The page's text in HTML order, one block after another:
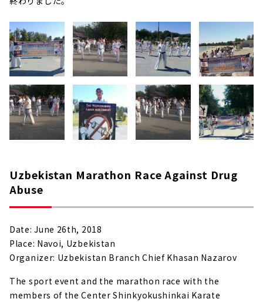
Uzbekistan Marathon Race Against Drug
Abuse
Date: June 26th, 2018
Place: Navoi, Uzbekistan
Organizer: Uzbekistan Branch Chief Khasan Nazarov
The sport event and the marathon race with the
members of the Center Shinkyokushinkai Karate